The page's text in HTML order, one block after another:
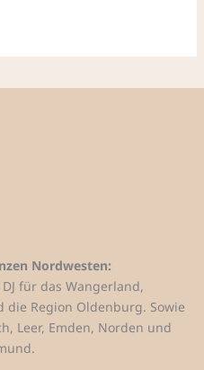
Nordwesten:
für das Wangerland,
die Region Oldenburg. Sowie
Leer, Emden, Norden und